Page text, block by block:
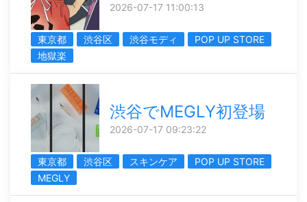
2026-07-17 11:00:13
東京都 渋谷区 渋谷モディ
POP UP STORE
地獄楽
渋谷でMEGLY初登場
2026-07-17 09:23:22
東京都 渋谷区 スキンケア
POP UP STORE
MEGLY